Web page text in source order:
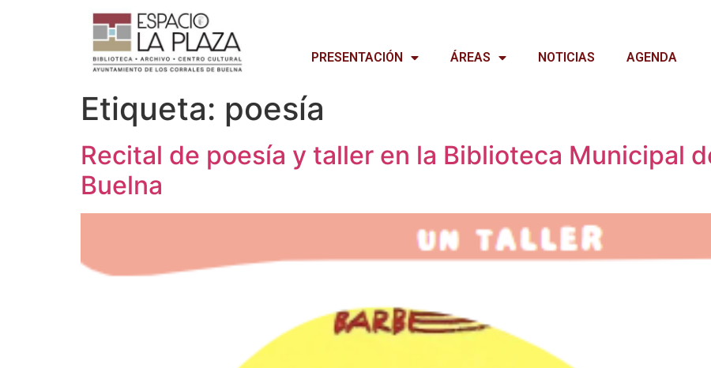
PRESENTACIÓN ÁREAS NOTICIAS AGENDA
Etiqueta: poesía
Recital de poesía y taller en la Biblioteca Municipal
Buelna